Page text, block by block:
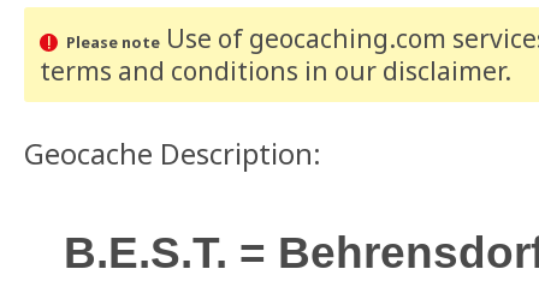
Please noteUse of geocaching.com
terms and conditions in our disclaimer.
Geocache Description:
B.E.S.T. =